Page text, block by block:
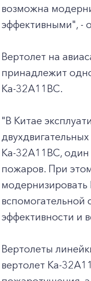
возможна
эффективными", -
Вертолет на
принадлежит
Ка-32А11ВС.
"В Китае
Ка-32А11ВС, один
пожаров. При
эффективности и
Вертолеты
вертолет Ка-